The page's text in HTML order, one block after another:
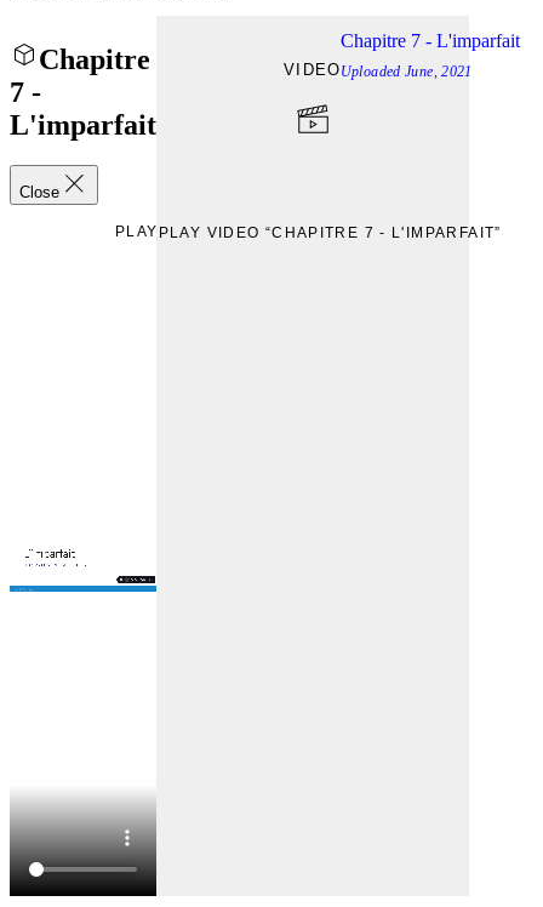
Chapitre
7 -
L'imparfait
Close
VIDEO
PLAY PLAY VIDEO “CHAPITRE 7 - L'IMPARFAIT”
Chapitre 7 - L'imparfait
UploadedJune, 2021